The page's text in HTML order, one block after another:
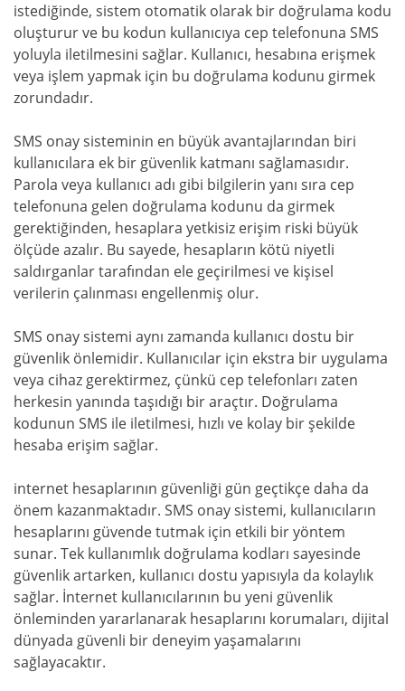
istediğinde, sistem otomatik olarak bir doğrulama kodu
oluşturur ve bu kodun kullanıcıya cep telefonuna SMS
yoluyla iletilmesini sağlar. Kullanıcı, hesabına erişmek
veya işlem yapmak için bu doğrulama kodunu girmek
zorundadır.
SMS onay sisteminin en büyük avantajlarından biri
kullanıcılara ek bir güvenlik katmanı sağlamasıdır.
Parola veya kullanıcı adı gibi bilgilerin yanı sıra cep
telefonuna gelen doğrulama kodunu da girmek
gerektiğinden, hesaplara yetkisiz erişim riski büyük
ölçüde azalır. Bu sayede, hesapların kötü niyetli
saldırganlar tarafından ele geçirilmesi ve kişisel
verilerin çalınması engellenmiş olur.
SMS onay sistemi aynı zamanda kullanıcı dostu bir
güvenlik önlemidir. Kullanıcılar için ekstra bir uygulama
veya cihaz gerektirmez, çünkü cep telefonları zaten
herkesin yanında taşıdığı bir araçtır. Doğrulama
kodunun SMS ile iletilmesi, hızlı ve kolay bir şekilde
hesaba erişim sağlar.
internet hesaplarının güvenliği gün geçtikçe daha da
önem kazanmaktadır. SMS onay sistemi, kullanıcıların
hesaplarını güvende tutmak için etkili bir yöntem
sunar. Tek kullanımlık doğrulama kodları sayesinde
güvenlik artarken, kullanıcı dostu yapısıyla da kolaylık
sağlar. İnternet kullanıcılarının bu yeni güvenlik
önleminden yararlanarak hesaplarını korumaları, dijital
dünyada güvenli bir deneyim yaşamalarını
sağlayacaktır.